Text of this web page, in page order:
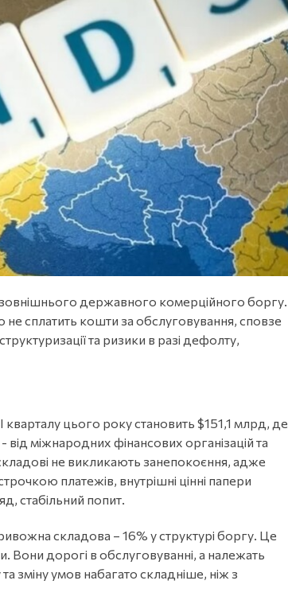
державного комерційного боргу.
сплатить кошти за обслуговування, сповзе
та ризики в разі дефолту,
цього року становить $151,1 млрд, де
міжнародних фінансових організацій та
не викликають занепокоєння, адже
платежів, внутрішні цінні папери
стабільний попит.
складова – 16% у структурі боргу. Це
Вони дорогі в обслуговуванні, а належать
зміну умов набагато складніше, ніж з